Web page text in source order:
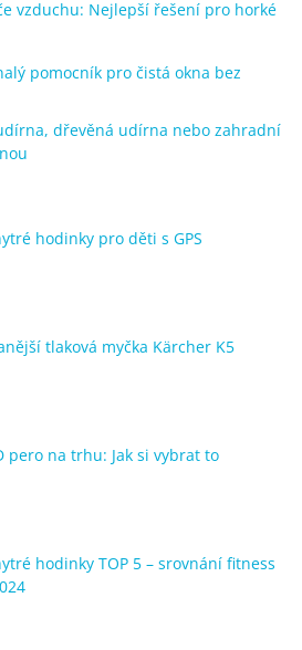
vzduchu: Nejlepší řešení pro horké
pomocník pro čistá okna bez
dřevěná udírna nebo zahradní
hodinky pro děti s GPS
tlaková myčka Kärcher K5
pero na trhu: Jak si vybrat to
hodinky TOP 5 – srovnání fitness